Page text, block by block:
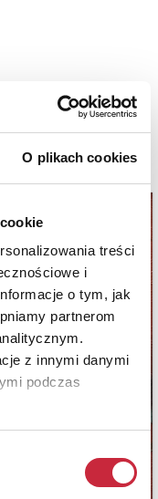
O plikach cookies
treści
i
o tym, jak
partnerom
z innymi danymi
podczas